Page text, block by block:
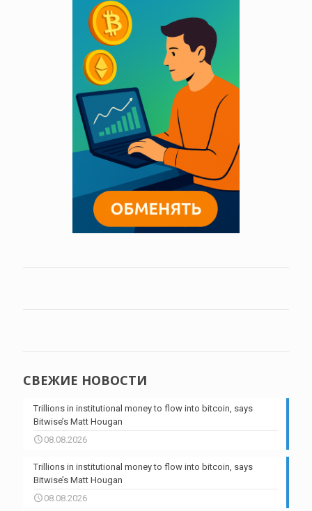
СВЕЖИЕ НОВОСТИ
Trillions in institutional money to flow into bitcoin, says
Bitwise’s Matt Hougan
08.08.2026
Trillions in institutional money to flow into bitcoin, says
Bitwise’s Matt Hougan
08.08.2026